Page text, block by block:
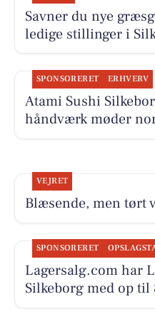
Savner du nye
ledige stillinger i
SPONSORERET ERHVERV
Atami Sushi
håndværk møder
VEJRET
Blæsende, men tørt
SPONSORERET
Lagersalg.com har
Silkeborg med op til